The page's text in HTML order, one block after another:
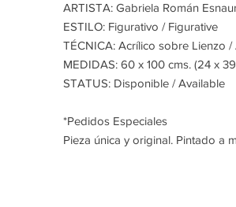
ARTISTA: Gabriela Román
ESTILO: Figurativo / Figurative
TÉCNICA: Acrílico sobre Lienzo /
MEDIDAS: 60 x 100 cms. (24 x
STATUS: Disponible / Available
*Pedidos Especiales
Pieza única y original. Pintado a